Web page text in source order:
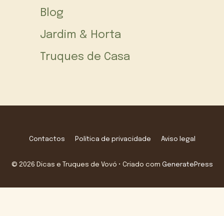
Blog
Jardim & Horta
Truques de Casa
Contactos Política de privacidade Aviso legal
© 2026 Dicas e Truques de Vovó • Criado com GeneratePress